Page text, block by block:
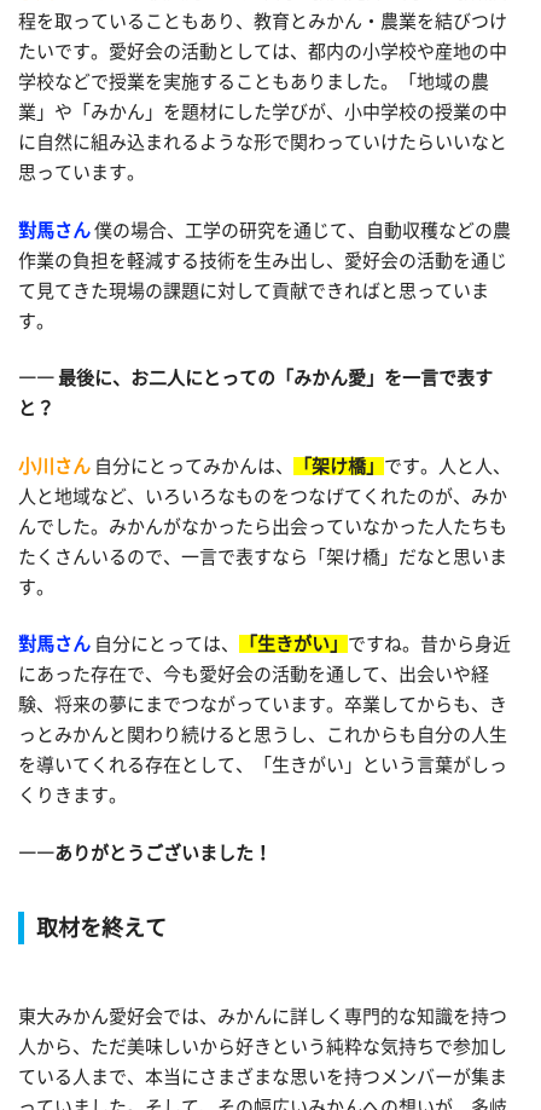
程を取っていることもあり、教育とみかん・農業を結びつけ
たいです。愛好会の活動としては、都内の小学校や産地の中
学校などで授業を実施することもありました。「地域の農
業」や「みかん」を題材にした学びが、小中学校の授業の中
に自然に組み込まれるような形で関わっていけたらいいなと
思っています。
對馬さん 僕の場合、工学の研究を通じて、自動収穫などの農
作業の負担を軽減する技術を生み出し、愛好会の活動を通じ
て見てきた現場の課題に対して貢献できればと思っていま
す。
―― 最後に、お二人にとっての「みかん愛」を一言で表す
と？
小川さん 自分にとってみかんは、 「架け橋」 です。人と人、
人と地域など、いろいろなものをつなげてくれたのが、みか
んでした。みかんがなかったら出会っていなかった人たちも
たくさんいるので、一言で表すなら「架け橋」だなと思いま
す。
對馬さん 自分にとっては、 「生きがい」 ですね。昔から身近
にあった存在で、今も愛好会の活動を通して、出会いや経
験、将来の夢にまでつながっています。卒業してからも、き
っとみかんと関わり続けると思うし、これからも自分の人生
を導いてくれる存在として、「生きがい」という言葉がしっ
くりきます。
――ありがとうございました！
取材を終えて
東大みかん愛好会では、みかんに詳しく専門的な知識を持つ
人から、ただ美味しいから好きという純粋な気持ちで参加し
ている人まで、本当にさまざまな思いを持つメンバーが集ま